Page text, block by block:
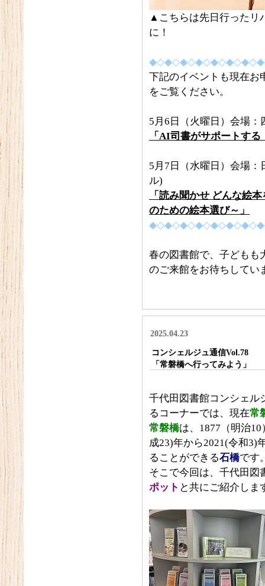
▲こちらは先日行ったリ
に！
下記のイベントも現在お
をご覧ください。
5月6日（火曜日）会場：
「AI司書がサポートす
5月7日（水曜日）会場
ル)
「読み聞かせ どんな絵
のための絵本選び～」
春の図書館で、子どもも
のご来館をお待ちしてい
2025.04.23
コンシェルジュ通信Vol.78
「常磐橋へ行ってみよう」
千代田図書館コンシェル
るコーナーでは、現在常
常磐橋は、1877（明治
成23)年から2021(令和3)
ることができる石橋です
そこで今回は、千代田図
ポット と共にご紹介しま